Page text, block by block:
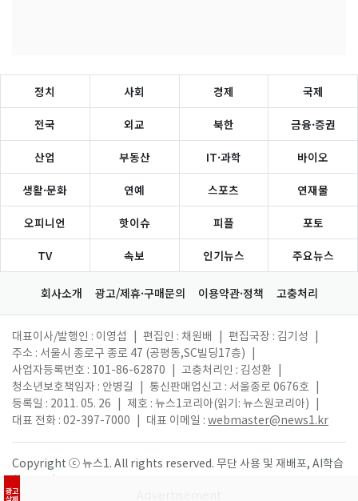
광고
정치 사회 경제 국제
전국 외교 북한 금융·증권
산업 부동산 IT·과학 바이오
생활·문화 연예 스포츠 연재물
오피니언 핫이슈 피플 포토
TV 속보 인기뉴스 주요뉴스
회사소개 광고/제휴·구매문의 이용약관·정책 고충처리
대표이사/발행인 : 이영섭 편집인 : 채원배 편집국장 : 김기성
주소 : 서울시 종로구 종로 47 (공평동,SC빌딩17층)
사업자등록번호 : 101-86-62870
고충처리인 : 김성환
청소년보호책임자 : 안병길
통신판매업신고 : 서울종로 0676호
등록일 : 2011. 05. 26
제호 : 뉴스1코리아(읽기: 뉴스원코리아)
대표 전화 : 02-397-7000
대표 이메일 : webmaster@news1.kr
Copyright ⓒ 뉴스1. All rights reserved. 무단 사용 및 재배포, AI학습
활용 금지.